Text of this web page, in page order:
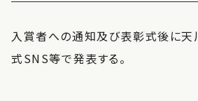
入賞者への通知及び表彰式後に天
式SNS等で発表する。